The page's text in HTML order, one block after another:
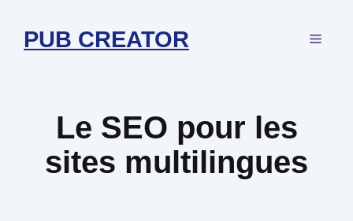
contenu
PUB CREATOR
Le SEO pour les
sites multilingues